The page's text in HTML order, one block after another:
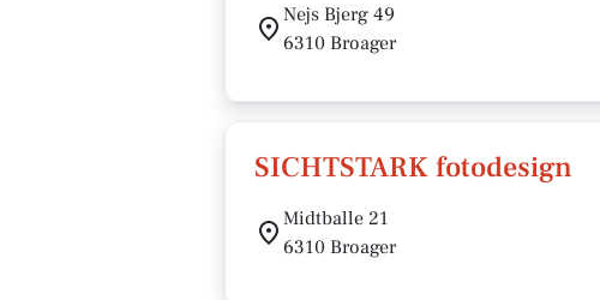
Nejs Bjerg 49
6310 Broager
SICHTSTARK fotodesign
Midtballe 21
6310 Broager